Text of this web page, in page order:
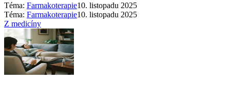
Téma: Farmakoterapie10. listopadu 2025
Téma: Farmakoterapie10. listopadu 2025
Z medicíny